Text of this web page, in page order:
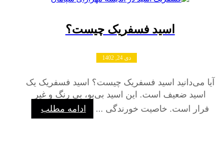
اسید فسفریک چیست؟
دی 24, 1402
آیا می‌دانید اسید فسفریک چیست؟ اسید فسفریک یک
اسید ضعیف است. این اسید بی‌بو، بی رنگ و غیر
فرار است. خاصیت خورندگی ...
ادامه مطلب